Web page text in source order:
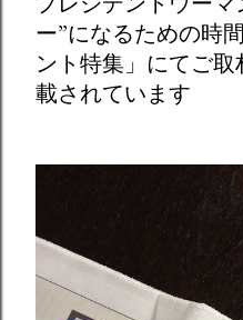
ー”になるための時
ント特集」にてご
載されています